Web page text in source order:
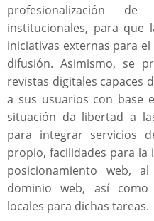
profesionalización
institucionales, para que
iniciativas externas para
difusión. Asimismo, se
revistas digitales capaces
a sus usuarios con base
situación da libertad a
para integrar servicios
propio, facilidades para
posicionamiento web,
dominio web, así
locales para dichas tareas.